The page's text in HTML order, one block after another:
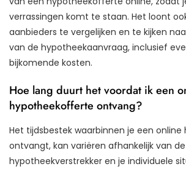
verrassingen komt te staan. Het loont
aanbieders te vergelijken en te kijken
van de hypotheekaanvraag, inclusief
bijkomende kosten.
Hoe lang duurt het voordat ik een
hypotheekofferte ontvang?
Het tijdsbestek waarbinnen je een
ontvangt, kan variëren afhankelijk van de
hypotheekverstrekker en je individuele